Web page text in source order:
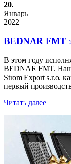
20.
Январь
2022
BEDNAR FMT
В этом году
BEDNAR FMT.
Strom Export s.r.o.
первый
Читать далее